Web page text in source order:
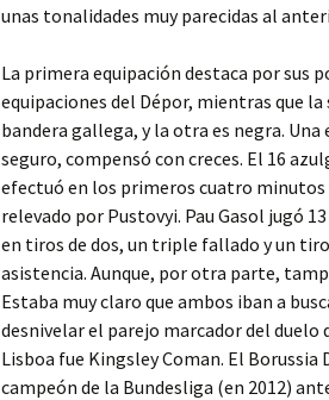
unas tonalidades muy parecidas al
La primera equipación destaca por sus
equipaciones del Dépor, mientras que
bandera gallega, y la otra es negra.
seguro, compensó con creces. El 16
efectuó en los primeros cuatro minutos
relevado por Pustovyi. Pau Gasol jugó
en tiros de dos, un triple fallado y un
asistencia. Aunque, por otra parte,
Estaba muy claro que ambos iban a
desnivelar el parejo marcador del duelo
Lisboa fue Kingsley Coman. El
campeón de la Bundesliga (en 2012)